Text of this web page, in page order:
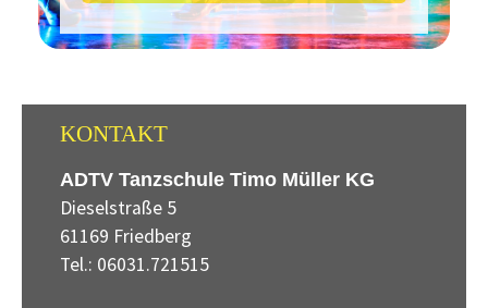
KONTAKT
ADTV Tanzschule Timo Müller KG
Dieselstraße 5
61169 Friedberg
Tel.: 06031.721515